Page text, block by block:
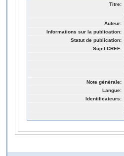
Titre:
Auteur:
Informations sur la publication:
Statut de publication:
Sujet CREF:
Note générale:
Langue:
Identificateurs: